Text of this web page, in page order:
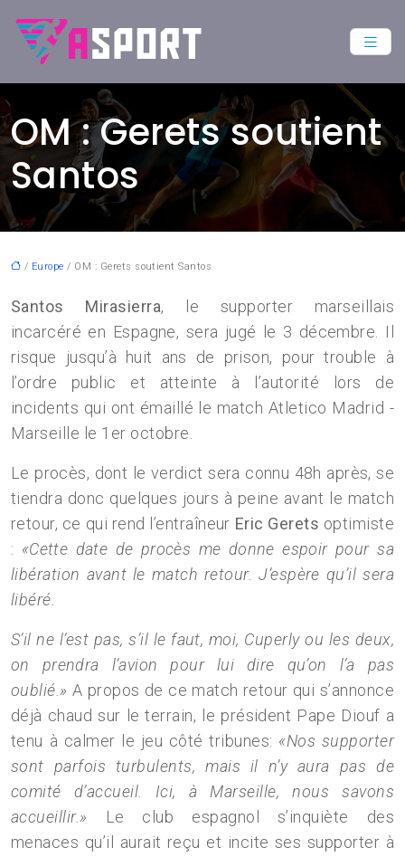
OM : Gerets soutient
Santos
/ Europe / OM : Gerets soutient Santos
Santos Mirasierra, le supporter marseillais
incarcéré en Espagne, sera jugé le 3 décembre. Il
risque jusqu’à huit ans de prison, pour trouble à
l’ordre public et atteinte à l’autorité lors de
incidents qui ont émaillé le match Atletico Madrid -
Marseille le 1er octobre.
Le procès, dont le verdict sera connu 48h après, se
tiendra donc quelques jours à peine avant le match
retour, ce qui rend l’entraîneur Eric Gerets optimiste
: «Cette date de procès me donne espoir pour sa
libération avant le match retour. J’espère qu’il sera
libéré.
S’il ne l’est pas, s’il le faut, moi, Cuperly ou les deux,
on prendra l’avion pour lui dire qu’on l’a pas
oublié.» A propos de ce match retour qui s’annonce
déjà chaud sur le terrain, le président Pape Diouf a
tenu à calmer le jeu côté tribunes: «Nos supporter
sont parfois turbulents, mais il n’y aura pas de
comité d’accueil. Ici, à Marseille, nous savons
accueillir.» Le club espagnol s’inquiète des
menaces qu’il aurait reçu et incite ses supporter à